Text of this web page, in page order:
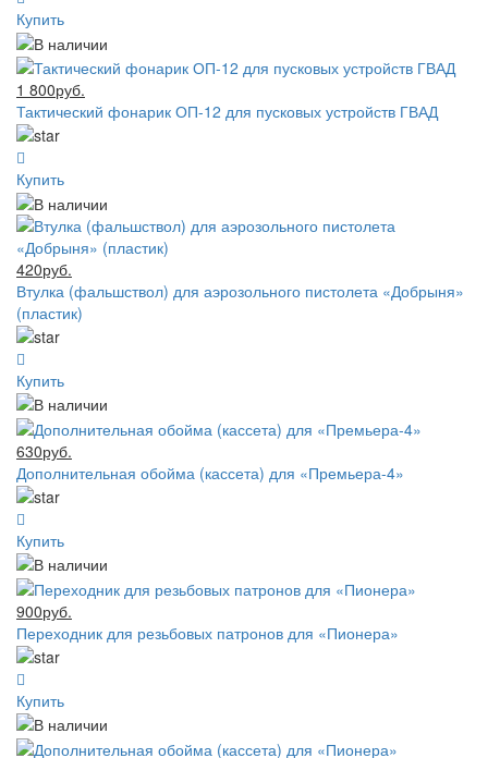
Купить
1 800руб.
Тактический фонарик ОП-12 для пусковых устройств ГВАД
Купить
420руб.
Втулка (фальшствол) для аэрозольного пистолета «Добрыня»
(пластик)
Купить
630руб.
Дополнительная обойма (кассета) для «Премьера-4»
Купить
900руб.
Переходник для резьбовых патронов для «Пионера»
Купить